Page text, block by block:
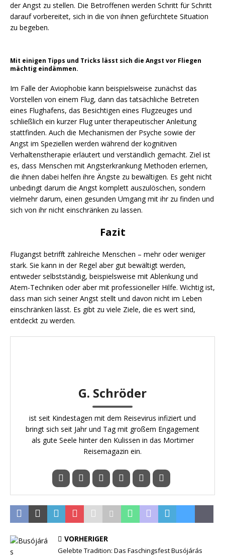
der Angst zu stellen. Die Betroffenen werden Schritt für Schritt
darauf vorbereitet, sich in die von ihnen gefürchtete Situation
zu begeben.
Mit einigen Tipps und Tricks lässt sich die Angst vor Fliegen
mächtig eindämmen.
Im Falle der Aviophobie kann beispielsweise zunächst das
Vorstellen von einem Flug, dann das tatsächliche Betreten
eines Flughafens, das Besichtigen eines Flugzeuges und
schließlich ein kurzer Flug unter therapeutischer Anleitung
stattfinden. Auch die Mechanismen der Psyche sowie der
Angst im Speziellen werden während der kognitiven
Verhaltenstherapie erläutert und verständlich gemacht. Ziel ist
es, dass Menschen mit Angsterkrankung Methoden erlernen,
die ihnen dabei helfen ihre Ängste zu bewältigen. Es geht nicht
unbedingt darum die Angst komplett auszulöschen, sondern
vielmehr darum, einen gesunden Umgang mit ihr zu finden und
sich von ihr nicht einschränken zu lassen.
Fazit
Flugangst betrifft zahlreiche Menschen – mehr oder weniger
stark. Sie kann in der Regel aber gut bewältigt werden,
entweder selbstständig, beispielsweise mit Ablenkung und
Atem-Techniken oder aber mit professioneller Hilfe. Wichtig ist,
dass man sich seiner Angst stellt und davon nicht im Leben
einschränken lässt. Es gibt zu viele Ziele, die es wert sind,
entdeckt zu werden.
G. Schröder
ist seit Kindestagen mit dem Reisevirus infiziert und
bringt sich seit Jahr und Tag mit großem Engagement
als gute Seele hinter den Kulissen in das Mortimer
Reisemagazin ein.
VORHERIGER
Gelebte Tradition: Das Faschingsfest Busójárás